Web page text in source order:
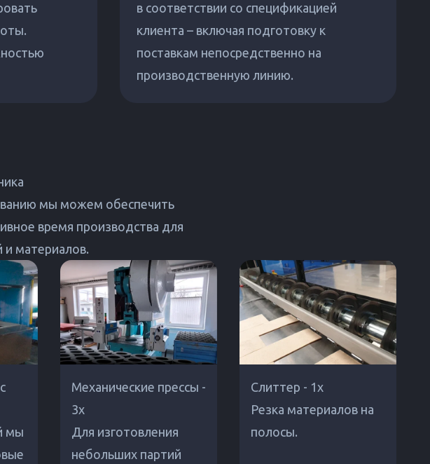
в соответствии со спецификацией
клиента – включая подготовку к
поставкам непосредственно на
производственную линию.
мы можем обеспечить
время производства для
и материалов.
мы
Механические прессы -
3x
Для изготовления
небольших партий
Слиттер - 1x
Резка материалов на
полосы.